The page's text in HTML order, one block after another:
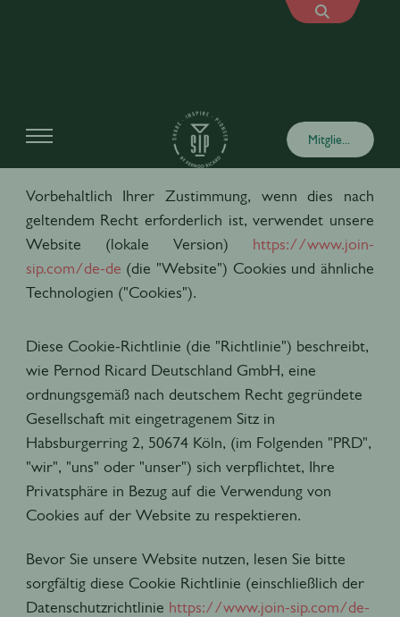
Mitglied werden
Cookie Richtlinie
Vorbehaltlich Ihrer Zustimmung, wenn dies nach
geltendem Recht erforderlich ist, verwendet unsere
Website (lokale Version) https://www.join-
sip.com/de-de (die "Website") Cookies und ähnliche
Technologien ("Cookies").
Diese Cookie-Richtlinie (die "Richtlinie") beschreibt,
wie Pernod Ricard Deutschland GmbH, eine
ordnungsgemäß nach deutschem Recht gegründete
Gesellschaft mit eingetragenem Sitz in
Habsburgerring 2, 50674 Köln, (im Folgenden "PRD",
"wir", "uns" oder "unser") sich verpflichtet, Ihre
Privatsphäre in Bezug auf die Verwendung von
Cookies auf der Website zu respektieren.
Bevor Sie unsere Website nutzen, lesen Sie bitte
sorgfältig diese Cookie Richtlinie (einschließlich der
Datenschutzrichtlinie https://www.join-sip.com/de-